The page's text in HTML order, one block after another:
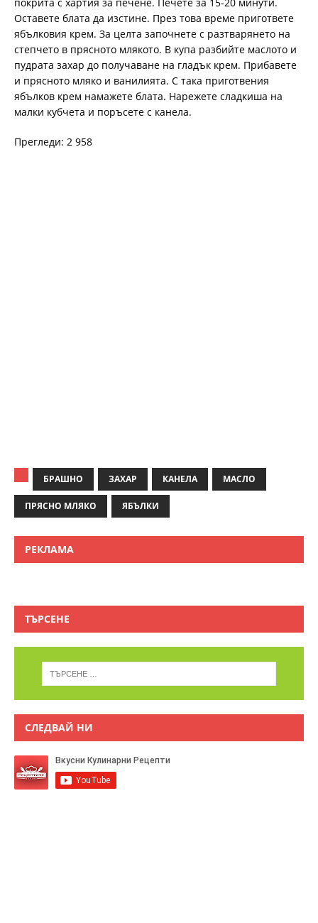
Оставете блата да изстине. През това време пригответе
ябълковия крем. За целта започнете с разтварянето на
степчето в прясното млякото. В купа разбийте маслото и
пудрата захар до получаване на гладък крем. Прибавете
и прясното мляко и ванилията. С така приготвения
ябълков крем намажете блата. Нарежете сладкиша на
малки кубчета и поръсете с канела.
Прегледи: 2 958
БРАШНО ЗАХАР КАНЕЛА МАСЛО
ПРЯСНО МЛЯКО ЯБЪЛКИ
РЕКЛАМА
ТЪРСЕНЕ
СЛЕДВАЙ НИ